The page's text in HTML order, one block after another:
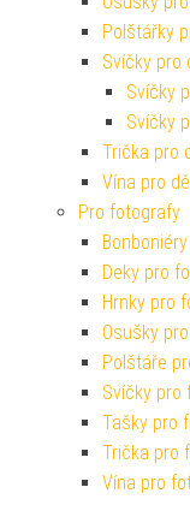
Polštářky
Svíčky pro
Svíčky
Svíčky
Trička pro
Vína pro
Pro fotografy
Deky pro
Hrnky pro
Osušky
Polštáře
Svíčky pro
Tašky pro
Trička pro
Vína pro